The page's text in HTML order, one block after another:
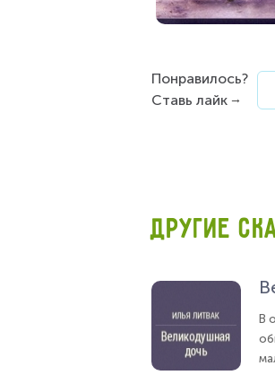
Понравилось?
Ставь лайк
ДРУГИЕ
В